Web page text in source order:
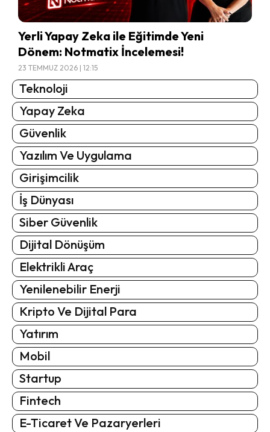
Yerli Yapay Zeka ile Eğitimde Yeni
Dönem: Notmatix İncelemesi!
23 TEMMUZ 2026 | 12:15
Teknoloji
Yapay Zeka
Güvenlik
Yazılım Ve Uygulama
Girişimcilik
İş Dünyası
Siber Güvenlik
Dijital Dönüşüm
Elektrikli Araç
Yenilenebilir Enerji
Kripto Ve Dijital Para
Yatırım
Mobil
Startup
Fintech
E-Ticaret Ve Pazaryerleri